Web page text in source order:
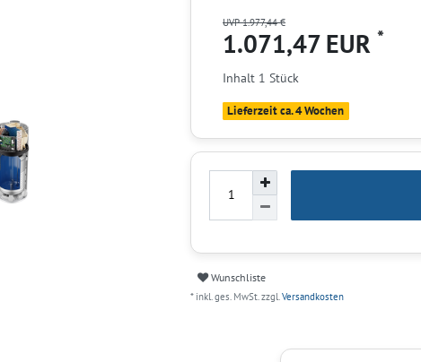
UVP 1.977,44 €
1.071,47 EUR *
Inhalt 1 Stück
Lieferzeit ca. 4 Wochen
Wunschliste
* inkl. ges. MwSt. zzgl. Versandkosten